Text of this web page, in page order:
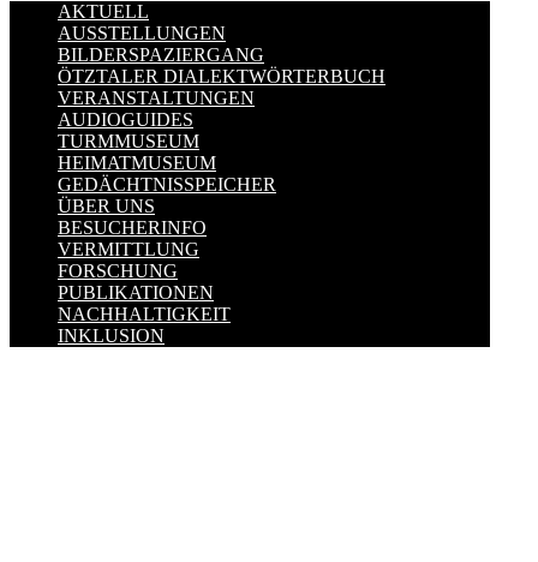
AKTUELL
AUSSTELLUNGEN
BILDERSPAZIERGANG
ÖTZTALER DIALEKTWÖRTERBUCH
VERANSTALTUNGEN
AUDIOGUIDES
TURMMUSEUM
HEIMATMUSEUM
GEDÄCHTNISSPEICHER
ÜBER UNS
BESUCHERINFO
VERMITTLUNG
FORSCHUNG
PUBLIKATIONEN
NACHHALTIGKEIT
INKLUSION